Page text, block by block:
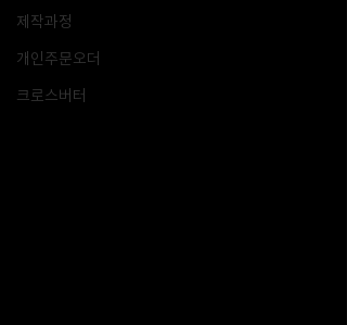
제작과정
개인주문오더
크로스버터